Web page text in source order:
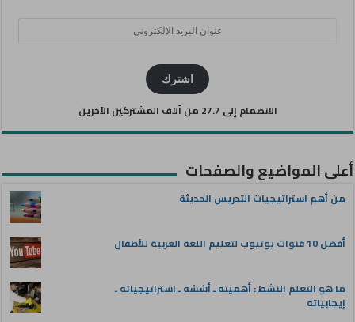
اشترك
الانضمام إلى 27.7 من آلاف المشتركين الآخرين
أعلى المواضيع والصفحات
من أهم استراتيجيات التدريس الحديثة
أفضل 10 قنوات يوتيوب لتعليم اللغة العربية للأطفال
ما هو التعلم النشط : أهميته ـ أسُسُه ـ استراتيجياته ـ
إيجابياته